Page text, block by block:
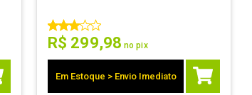
R$ 299,98 no pix
Em Estoque > Envio Imediato